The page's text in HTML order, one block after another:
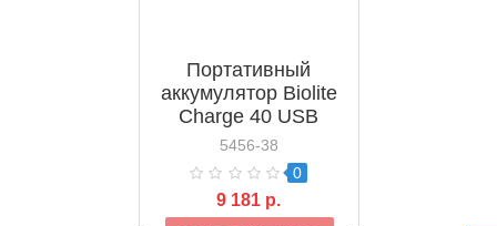
Портативный
аккумулятор Biolite
Charge 40 USB
Power Pack
5456-38
0
9 181 р.